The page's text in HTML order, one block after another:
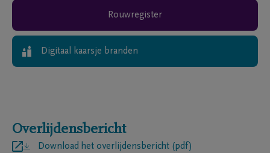
Rouwregister
Digitaal kaarsje branden
Overlijdensbericht
Download het overlijdensbericht (pdf)